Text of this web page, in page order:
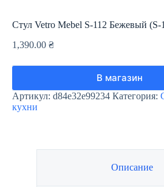
Стул Vetro Mebel S-112 Бежевый (S-
1,390.00 ₴
В магазин
Артикул: d84e32e99234 Категория:
кухни
Описание